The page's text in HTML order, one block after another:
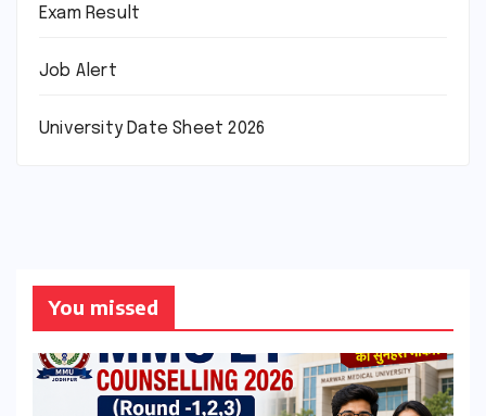
Exam Result
Job Alert
University Date Sheet 2026
You missed